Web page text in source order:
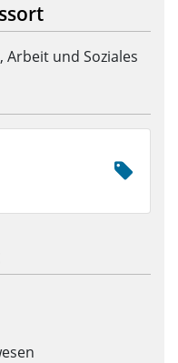
und Soziales